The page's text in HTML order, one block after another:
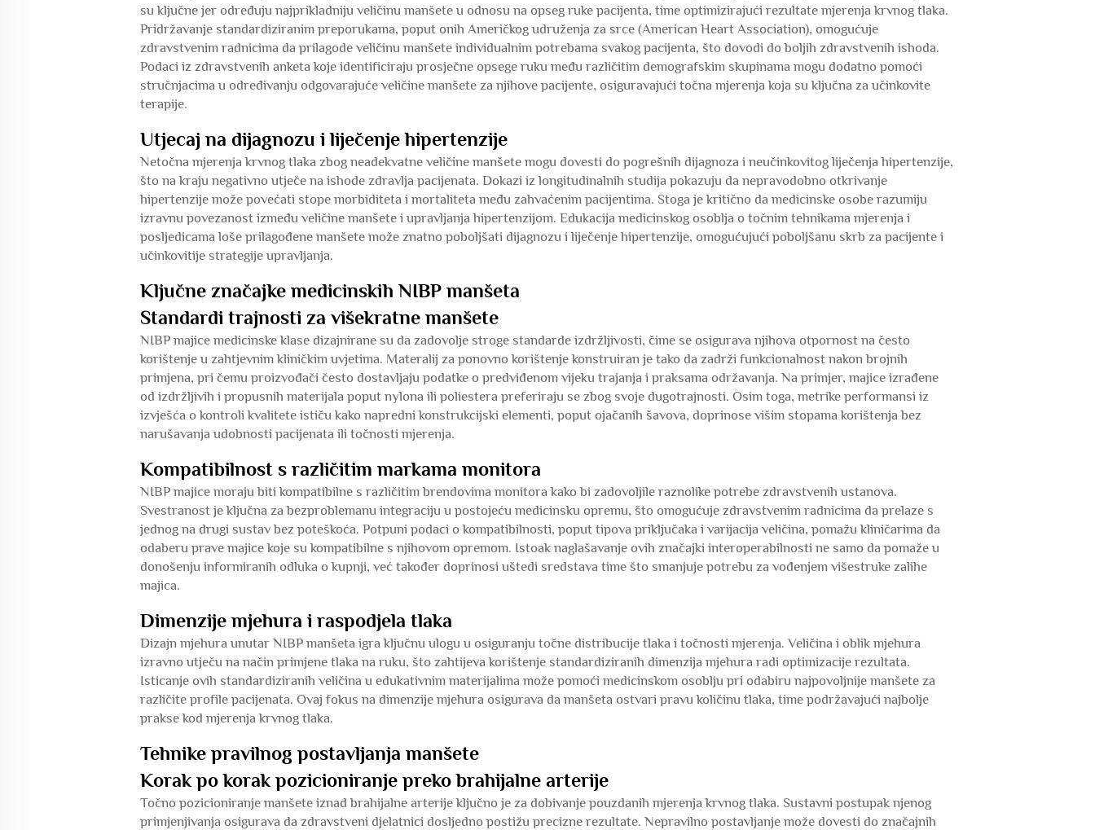
su ključne jer određuju najprikladniju veličinu manšete u odnosu na opseg ruke pacijenta, time optimizirajući rezultate mjerenja krvnog tlaka.
Pridržavanje standardiziranim preporukama, poput onih Američkog udruženja za srce (American Heart Association), omogućuje
zdravstvenim radnicima da prilagode veličinu manšete individualnim potrebama svakog pacijenta, što dovodi do boljih zdravstvenih ishoda.
Podaci iz zdravstvenih anketa koje identificiraju prosječne opsege ruku među različitim demografskim skupinama mogu dodatno pomoći
stručnjacima u određivanju odgovarajuće veličine manšete za njihove pacijente, osiguravajući točna mjerenja koja su ključna za učinkovite
terapije.
Utjecaj na dijagnozu i liječenje hipertenzije
Netočna mjerenja krvnog tlaka zbog neadekvatne veličine manšete mogu dovesti do pogrešnih dijagnoza i neučinkovitog liječenja hipertenzije,
što na kraju negativno utječe na ishode zdravlja pacijenata. Dokazi iz longitudinalnih studija pokazuju da nepravodobno otkrivanje
hipertenzije može povećati stope morbiditeta i mortaliteta među zahvaćenim pacijentima. Stoga je kritično da medicinske osobe razumiju
izravnu povezanost između veličine manšete i upravljanja hipertenzijom. Edukacija medicinskog osoblja o točnim tehnikama mjerenja i
posljedicama loše prilagođene manšete može znatno poboljšati dijagnozu i liječenje hipertenzije, omogućujući poboljšanu skrb za pacijente i
učinkovitije strategije upravljanja.
Ključne značajke medicinskih NIBP manšeta
Standardi trajnosti za višekratne manšete
NIBP majice medicinske klase dizajnirane su da zadovolje stroge standarde izdržljivosti, čime se osigurava njihova otpornost na često
korištenje u zahtjevnim kliničkim uvjetima. Materalij za ponovno korištenje konstruiran je tako da zadrži funkcionalnost nakon brojnih
primjena, pri čemu proizvođači često dostavljaju podatke o predviđenom vijeku trajanja i praksama održavanja. Na primjer, majice izrađene
od izdržljivih i propusnih materijala poput nylona ili poliestera preferiraju se zbog svoje dugotrajnosti. Osim toga, metrike performansi iz
izvješća o kontroli kvalitete ističu kako napredni konstrukcijski elementi, poput ojačanih šavova, doprinose višim stopama korištenja bez
narušavanja udobnosti pacijenata ili točnosti mjerenja.
Kompatibilnost s različitim markama monitora
NIBP majice moraju biti kompatibilne s različitim brendovima monitora kako bi zadovoljile raznolike potrebe zdravstvenih ustanova.
Svestranost je ključna za bezproblemanu integraciju u postojeću medicinsku opremu, što omogućuje zdravstvenim radnicima da prelaze s
jednog na drugi sustav bez poteškoća. Potpuni podaci o kompatibilnosti, poput tipova priključaka i varijacija veličina, pomažu kliničarima da
odaberu prave majice koje su kompatibilne s njihovom opremom. Istoak naglašavanje ovih značajki interoperabilnosti ne samo da pomaže u
donošenju informiranih odluka o kupnji, već također doprinosi uštedi sredstava time što smanjuje potrebu za vođenjem višestruke zalihe
majica.
Dimenzije mjehura i raspodjela tlaka
Dizajn mjehura unutar NIBP manšeta igra ključnu ulogu u osiguranju točne distribucije tlaka i točnosti mjerenja. Veličina i oblik mjehura
izravno utječu na način primjene tlaka na ruku, što zahtijeva korištenje standardiziranih dimenzija mjehura radi optimizacije rezultata.
Isticanje ovih standardiziranih veličina u edukativnim materijalima može pomoći medicinskom osoblju pri odabiru najpovoljnije manšete za
različite profile pacijenata. Ovaj fokus na dimenzije mjehura osigurava da manšeta ostvari pravu količinu tlaka, time podržavajući najbolje
prakse kod mjerenja krvnog tlaka.
Tehnike pravilnog postavljanja manšete
Korak po korak pozicioniranje preko brahijalne arterije
Točno pozicioniranje manšete iznad brahijalne arterije ključno je za dobivanje pouzdanih mjerenja krvnog tlaka. Sustavni postupak njenog
primjenjivanja osigurava da zdravstveni djelatnici dosljedno postižu precizne rezultate. Nepravilno postavljanje može dovesti do značajnih